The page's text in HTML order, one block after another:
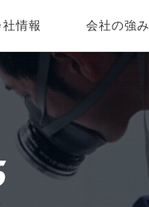
社情報 会社の強み